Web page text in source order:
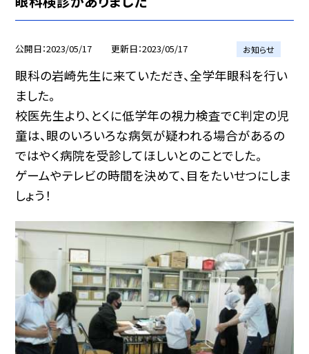
公開日 2023/05/17 更新日 2023/05/17 お知らせ
眼科の岩崎先生に来ていただき、全学年眼科を行い
ました。
校医先生より、とくに低学年の視力検査でC判定の児
童は、眼のいろいろな病気が疑われる場合があるの
ではやく病院を受診してほしいとのことでした。
ゲームやテレビの時間を決めて、目をたいせつにしま
しょう！